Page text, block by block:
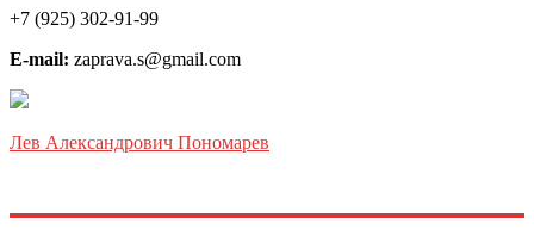
+7 (925) 302-91-99
E-mail: zaprava.s@gmail.com
Лев Александрович Пономарев